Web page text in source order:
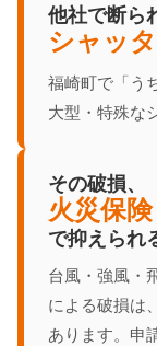
他社で断ら
シャッ
福崎町で「う
大型・特殊な
その破損、
火災保険
で抑えられ
台風・強風・
による破損は
あります。申